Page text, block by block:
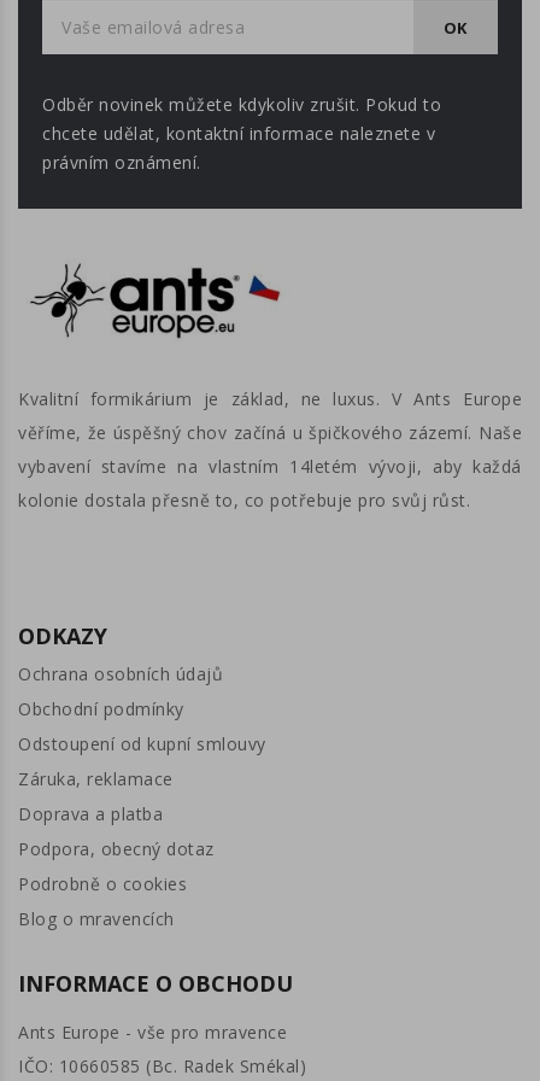
Odběr novinek můžete kdykoliv zrušit. Pokud to
chcete udělat, kontaktní informace naleznete v
právním oznámení.
Kvalitní formikárium je základ, ne luxus. V Ants Europe
věříme, že úspěšný chov začíná u špičkového zázemí. Naše
vybavení stavíme na vlastním 14letém vývoji, aby každá
kolonie dostala přesně to, co potřebuje pro svůj růst.
ODKAZY
Ochrana osobních údajů
Obchodní podmínky
Odstoupení od kupní smlouvy
Záruka, reklamace
Doprava a platba
Podpora, obecný dotaz
Podrobně o cookies
Blog o mravencích
INFORMACE O OBCHODU
Ants Europe - vše pro mravence
IČO: 10660585 (Bc. Radek Smékal)